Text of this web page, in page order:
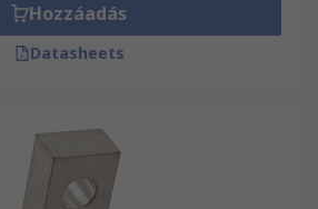
Hozzáadás
Datasheets